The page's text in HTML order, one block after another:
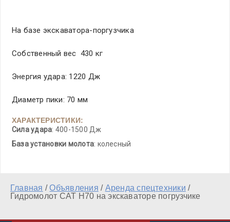
На базе экскаватора-поргузчика
Собственный вес 430 кг
Энергия удара: 1220 Дж
Диаметр пики: 70 мм
ХАРАКТЕРИСТИКИ:
Сила удара: 400-1500 Дж
База установки молота: колесный
Главная / Объявления / Аренда спецтехники /
Гидромолот CAT H70 на экскаваторе погрузчике